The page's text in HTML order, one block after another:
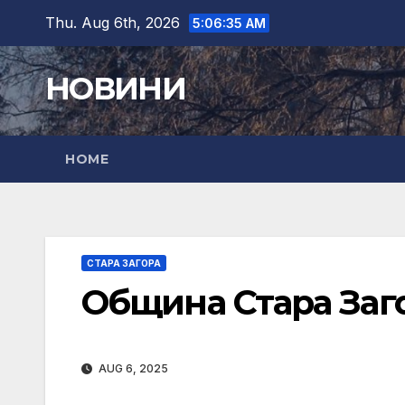
content
Thu. Aug 6th, 2026 5:06:37 AM
НОВИНИ
HOME
СТАРА ЗАГОРА
Община Стара
AUG 6, 2025